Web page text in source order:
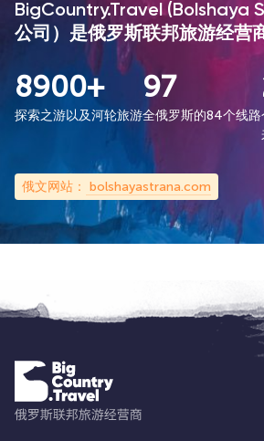
BigCountry.Travel (Bolshaya
公司）是俄罗斯联邦旅游经营
8900+
探索之游以及河轮旅游
97
全俄罗斯的84个线路
俄文网站： bolshayastrana.com